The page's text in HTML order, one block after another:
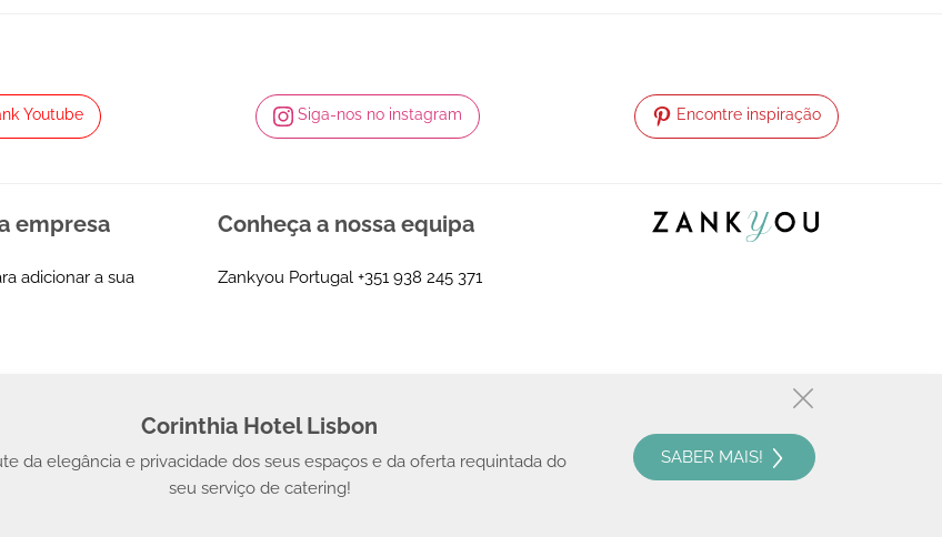
Corinthia Hotel Lisbon
da elegância e privacidade dos seus espaços e da oferta requintada do
seu serviço de catering!
SABER MAIS!
Youtube Siga-nos no instagram Encontre inspiração
empresa
adicionar a sua
Conheça a nossa equipa
Zankyou Portugal +351 938 245 371